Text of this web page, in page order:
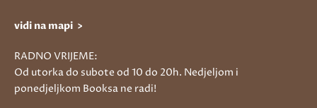
vidi na mapi >
RADNO VRIJEME:
Od utorka do subote od 10 do 20h. Nedjeljom i
ponedjeljkom Booksa ne radi!